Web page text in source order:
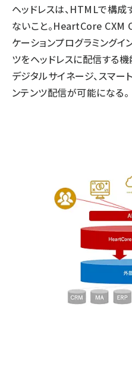
ヘッドレスは、HTMLで構成
ないこと。HeartCore CXM
ケーションプログラミング
ツをヘッドレスに配信する
デジタルサイネージ、スマー
ンテンツ配信が可能になる。